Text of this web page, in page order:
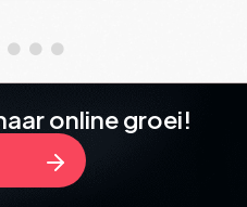
online groei!